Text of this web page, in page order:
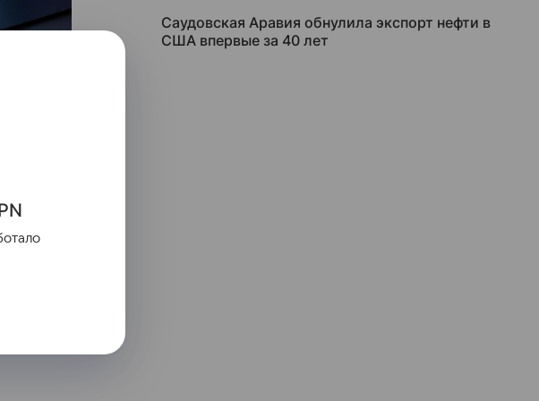
Саудовская Аравия обнулила экспорт нефти в
США впервые за 40 лет
N